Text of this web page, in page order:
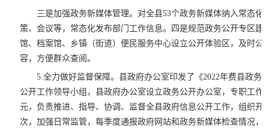
三是加强政务新媒体管理。对全县53个政务新媒体纳入常态化
策、会议等，常态化发布部门工作信息。四是规范政务公开专区建
馆、档案馆、乡镇（街道）便民服务中心设立公开体验区，及时公
容，方便群众查阅。
5.全力做好监督保障。县政府办公室印发了《2022年费县政务
公开工作领导小组，县政府办公室设立政务公开办公室，专职工作
元，负责推进、指导、协调、监督全县政府信息公开工作，组织开
次，加强日常监管，每季度通报政府网站和政务新媒体检查情况，